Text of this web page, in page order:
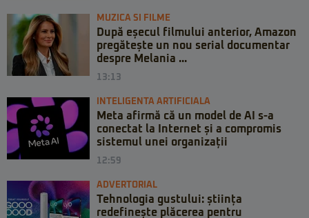
MUZICA SI FILME
După eșecul filmului anterior, Amazon
pregătește un nou serial documentar
despre Melania ...
13:13
INTELIGENTA ARTIFICIALA
Meta afirmă că un model de AI s-a
conectat la Internet și a compromis
sistemul unei organizații
12:59
ADVERTORIAL
Tehnologia gustului: știința
redefinește plăcerea pentru